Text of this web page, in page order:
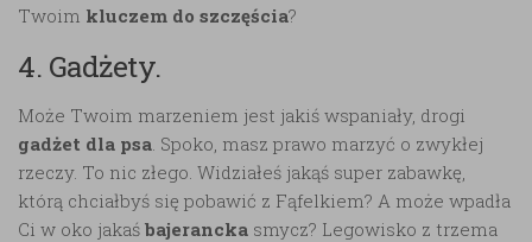
Twoim kluczem do szczęścia?
4. Gadżety.
Może Twoim marzeniem jest jakiś wspaniały, drogi
gadżet dla psa . Spoko, masz prawo marzyć o zwykłej
rzeczy. To nic złego. Widziałeś jakąś super zabawkę,
którą chciałbyś się pobawić z Fąfelkiem? A może wpadła
Ci w oko jakaś bajerancka smycz? Legowisko z trzema